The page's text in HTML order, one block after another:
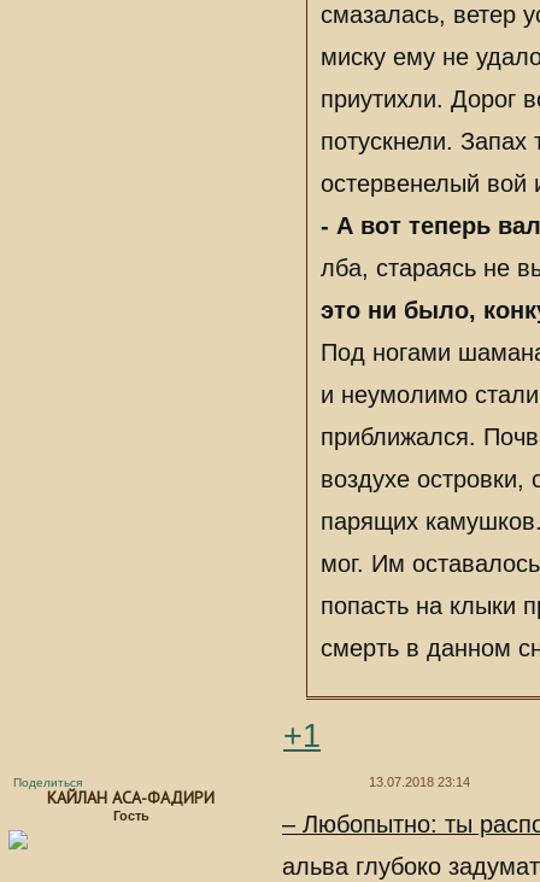
смазалась, ветер
миску ему не
приутихли. Дорог
потускнели.
остервенелый вой
- А вот теперь
лба, стараясь не
это ни было,
Под ногами
и неумолимо
приближался.
воздухе
парящих
мог. Им
попасть на клыки
смерть в данном
+1
Поделиться 13.07.2018 23:14
КАЙЛАН АСА-ФАДИРИ
Гость
– Любопытно: ты
альва глубоко